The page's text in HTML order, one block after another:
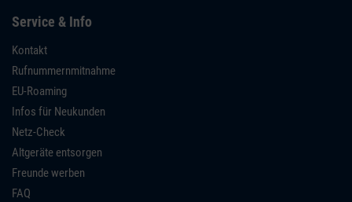
Service & Info
Kontakt
Rufnummernmitnahme
EU-Roaming
Infos für Neukunden
Netz-Check
Altgeräte entsorgen
Freunde werben
FAQ